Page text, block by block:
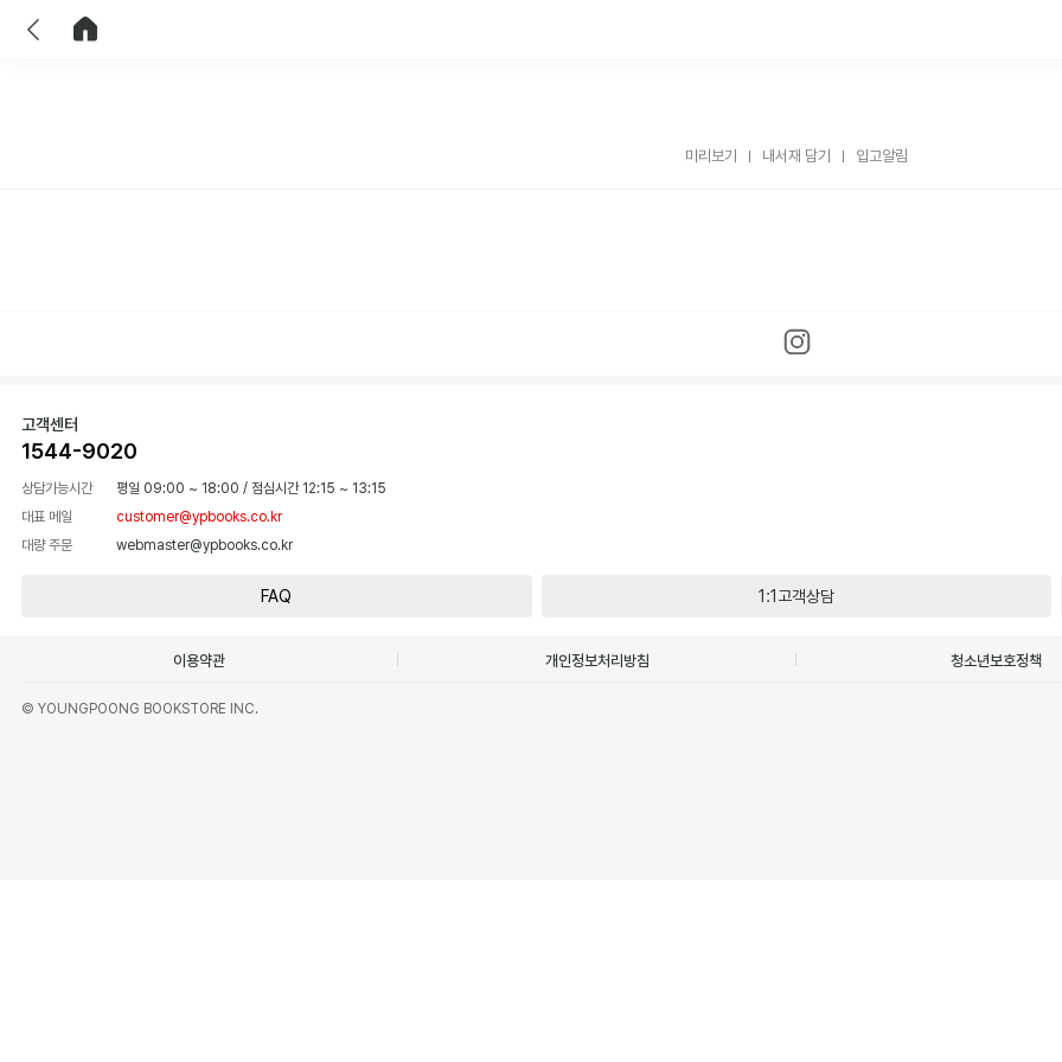
미리보기 내서재 담기 입고알림
고객센터
1544-9020
상담가능시간 평일 09:00 ~ 18:00 / 점심시간 12:15 ~ 13:15
대표 메일
customer@ypbooks.co.kr
대량 주문
webmaster@ypbooks.co.kr
FAQ 1:1고객상담
이용약관 개인정보처리방침 청소년보호정책
© YOUNGPOONG BOOKSTORE INC.